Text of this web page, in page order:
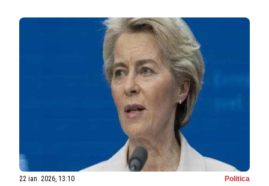
22 ian. 2026, 13:10 Politica